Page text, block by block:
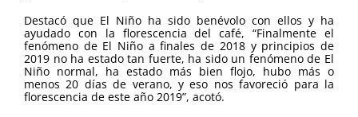
Destacó que El Niño ha sido benévolo con ellos y ha
ayudado con la florescencia del café, “Finalmente el
fenómeno de El Niño a finales de 2018 y principios de
2019 no ha estado tan fuerte, ha sido un fenómeno de El
Niño normal, ha estado más bien flojo, hubo más o
menos 20 días de verano, y eso nos favoreció para la
florescencia de este año 2019”, acotó.